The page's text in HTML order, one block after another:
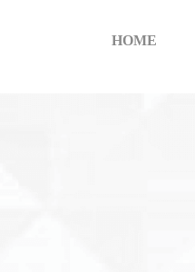
HOME